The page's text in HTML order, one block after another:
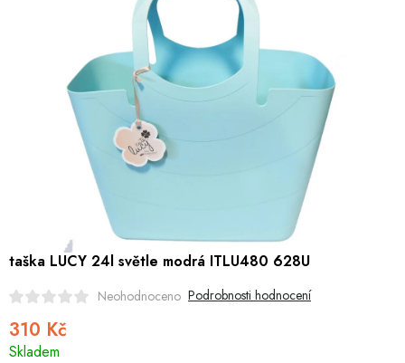
Chovatelské potřeby
Hobby
Dětské zboží a hračky
Akční ceny
310 Kč
Skladem
taška LUCY 24l světle modrá ITLU480 628U
Neohodnoceno Podrobnosti hodnocení